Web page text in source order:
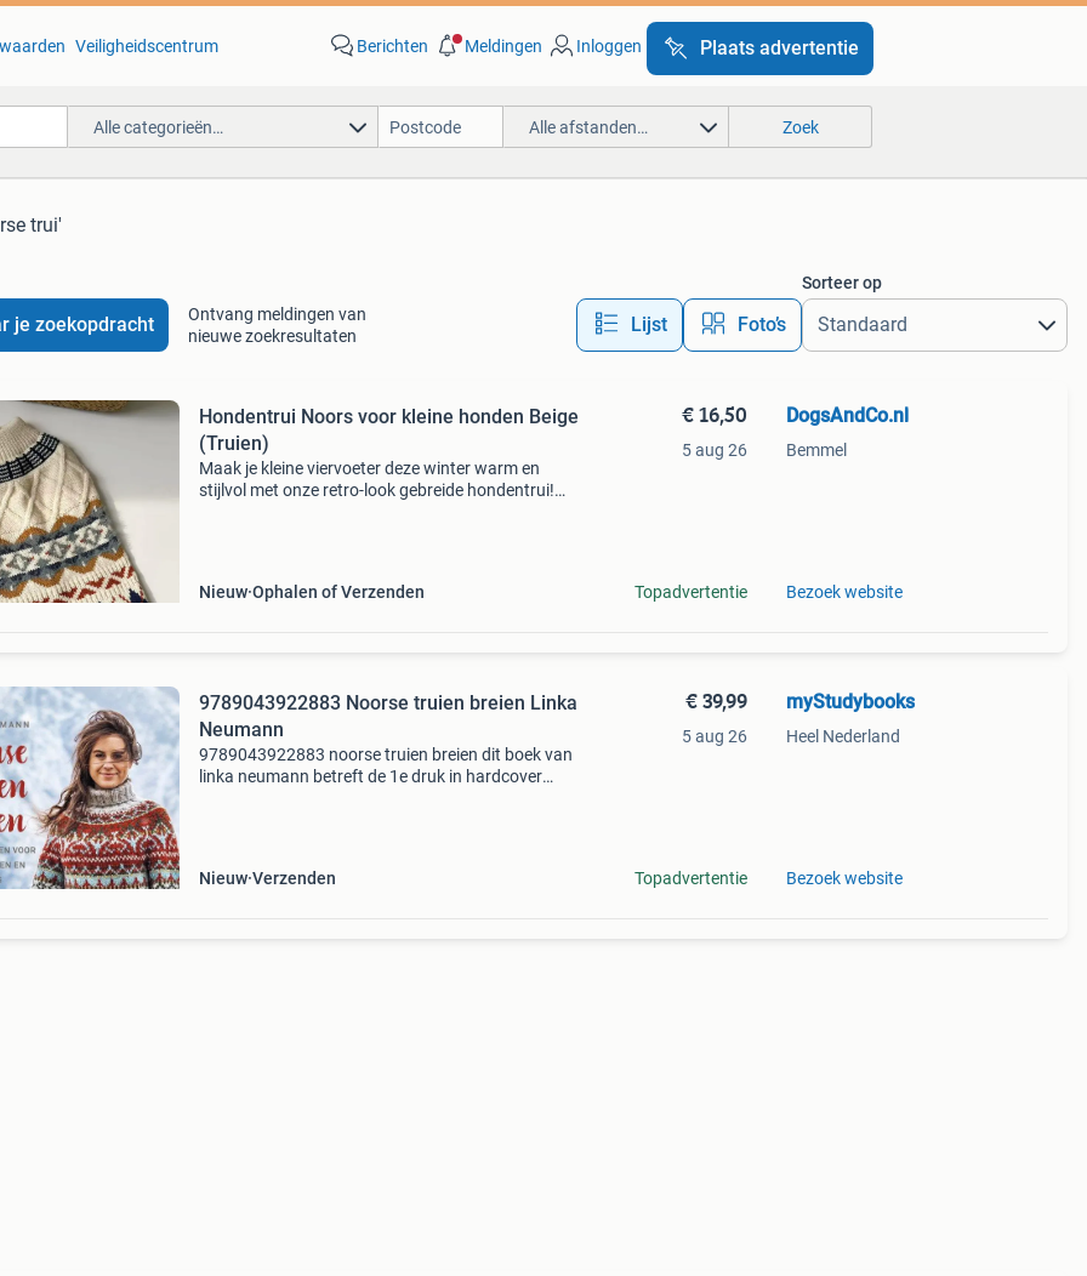
Veiligheidscentrum Berichten Meldingen Inloggen Plaats advertentie
Alle categorieën… Alle afstanden… Zoek
trui'
je zoekopdracht
Ontvang meldingen van
nieuwe zoekresultaten
Lijst Foto’s
Sorteer op
Hondentrui Noors voor kleine honden Beige
(Truien)
Maak je kleine viervoeter deze winter warm en
stijlvol met onze retro-look gebreide hondentrui!
Nieuw Ophalen of Verzenden
€ 16,50
5 aug 26
Topadvertentie
DogsAndCo.nl
Bemmel
Bezoek website
9789043922883 Noorse truien breien Linka
Neumann
9789043922883 noorse truien breien dit boek van
linka neumann betreft de 1e druk in hardcover
Nieuw Verzenden
€ 39,99
5 aug 26
Topadvertentie
myStudybooks
Heel Nederland
Bezoek website